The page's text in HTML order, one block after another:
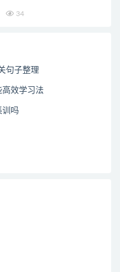
34
句子整理
高效学习法
训吗